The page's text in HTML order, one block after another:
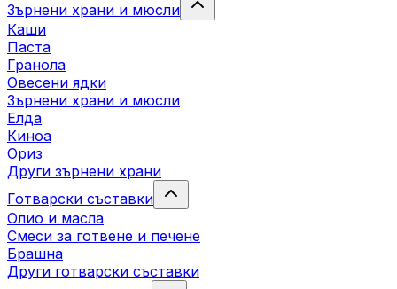
Зърнени храни и мюсли
Каши
Паста
Гранола
Овесени ядки
Зърнени храни и мюсли
Елда
Киноа
Ориз
Други зърнени храни
Готварски съставки
Олио и масла
Смеси за готвене и печене
Брашна
Други готварски съставки